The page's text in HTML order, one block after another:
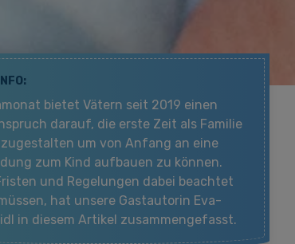
bietet Vätern seit 2019 einen
darauf, die erste Zeit als Familie
um von Anfang an eine
zum Kind aufbauen zu können.
und Regelungen dabei beachtet
hat unsere Gastautorin Eva-
in diesem Artikel zusammengefasst.